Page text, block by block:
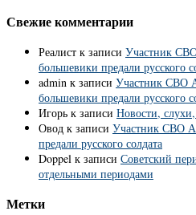
Свежие комментарии
Реалист к записи Участник
большевики предали русского
admin к записи Участник СВО
большевики предали русского
Игорь к записи Новости,
Овод к записи Участник СВО
предали русского солдата
Doppel к записи Советский
отдельными периодами
Метки